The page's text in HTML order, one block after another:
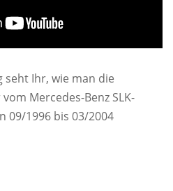
seht Ihr, wie man die
Mercedes-Benz SLK-
09/1996 bis 03/2004